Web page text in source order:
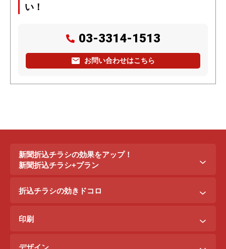
い！
03-3314-1513
お問い合わせはこちら
新聞折込チラシの効果をアップ！
新聞折込チラシ+プラン
新聞折込チラシ＋ポステイング
折込チラシ＋駅看板
折込チラシの効きドコロ
折込配布効きドコロ
印刷効きドコロ
印刷
B3料金
デザイン